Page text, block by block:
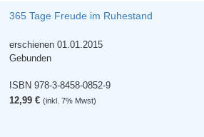
365 Tage Freude im Ruhestand
erschienen 01.01.2015
Gebunden
ISBN 978-3-8458-0852-9
12,99 € (inkl. 7% Mwst)